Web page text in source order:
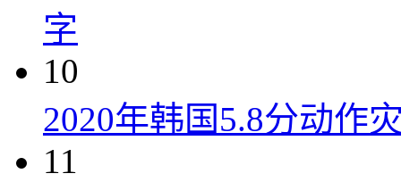
字
10
2020年韩国5.8分动作
11